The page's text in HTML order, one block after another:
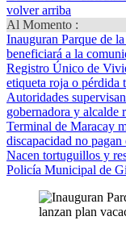
volver arriba
Al Momento :
Inauguran Parque de
beneficiará a la
Registro Único de
etiqueta roja o pérdida
Autoridades
gobernadora y alcalde
Terminal de Maracay
discapacidad no
Nacen tortuguillos y
Policía Municipal de